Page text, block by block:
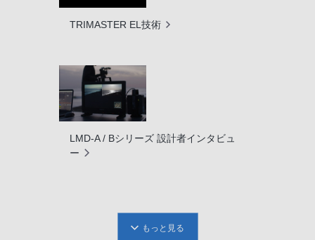
TRIMASTER EL技術
LMD-A / Bシリーズ 設計者インタビュ
ー
もっと見る